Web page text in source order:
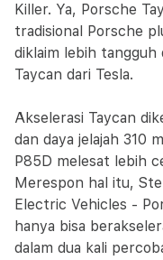
Killer. Ya, Porsche
tradisional Porsche
diklaim lebih tangguh
Taycan dari Tesla.
Akselerasi Taycan
dan daya jelajah 310
P85D melesat lebih
Merespon hal itu,
Electric Vehicles -
hanya bisa
dalam dua kali